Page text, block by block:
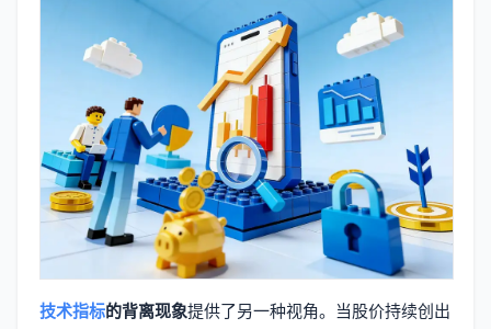
技术指标的背离现象提供了另一种视角。当股价持续创出